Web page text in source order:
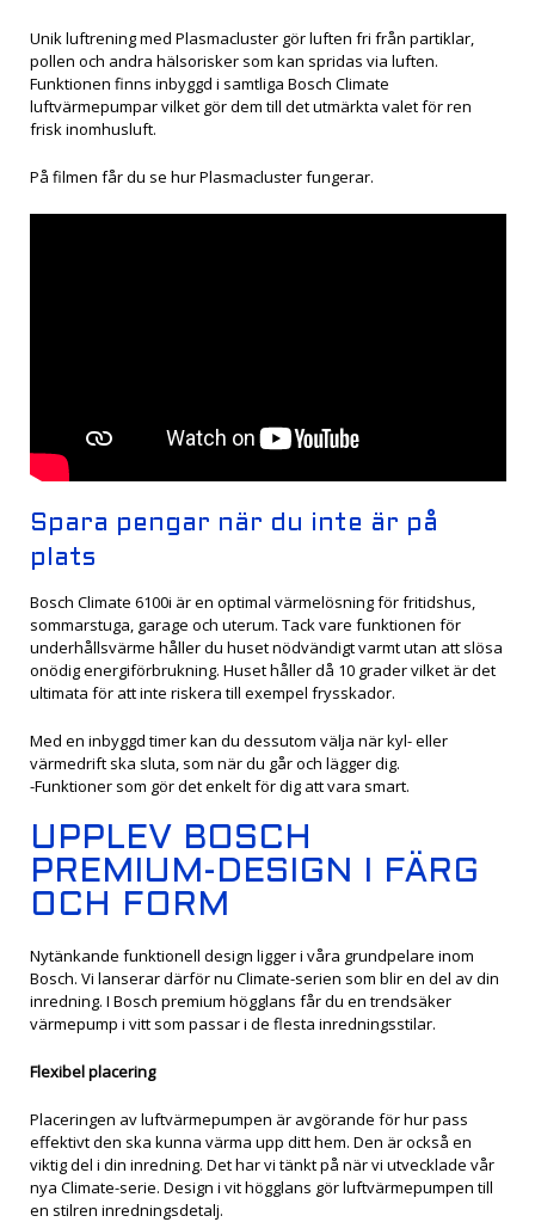
Unik luftrening med Plasmacluster gör luften fri från partiklar,
pollen och andra hälsorisker som kan spridas via luften.
Funktionen finns inbyggd i samtliga Bosch Climate
luftvärmepumpar vilket gör dem till det utmärkta valet för ren
frisk inomhusluft.
På filmen får du se hur Plasmacluster fungerar.
Spara pengar när du inte är på
plats
Bosch Climate 6100i är en optimal värmelösning för fritidshus,
sommarstuga, garage och uterum. Tack vare funktionen för
underhållsvärme håller du huset nödvändigt varmt utan att slösa
onödig energiförbrukning. Huset håller då 10 grader vilket är det
ultimata för att inte riskera till exempel frysskador.
Med en inbyggd timer kan du dessutom välja när kyl- eller
värmedrift ska sluta, som när du går och lägger dig.
-Funktioner som gör det enkelt för dig att vara smart.
UPPLEV BOSCH
PREMIUM-DESIGN I FÄRG
OCH FORM
Nytänkande funktionell design ligger i våra grundpelare inom
Bosch. Vi lanserar därför nu Climate-serien som blir en del av din
inredning. I Bosch premium högglans får du en trendsäker
värmepump i vitt som passar i de flesta inredningsstilar.
Flexibel placering
Placeringen av luftvärmepumpen är avgörande för hur pass
effektivt den ska kunna värma upp ditt hem. Den är också en
viktig del i din inredning. Det har vi tänkt på när vi utvecklade vår
nya Climate-serie. Design i vit högglans gör luftvärmepumpen till
en stilren inredningsdetalj.